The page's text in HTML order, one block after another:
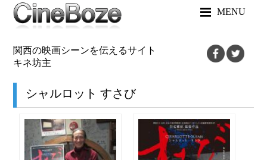
MENU
関西の映画シーンを伝えるサイト
キネ坊主
シャルロット すさび